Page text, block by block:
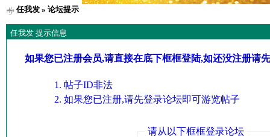
任我发» 论坛提示
任我发 提示信息
如果您已注册会员,请直接在底下框框登陆,如还没注册请
帖子ID非法
如果您已注册,请先登录论坛即可游览帖子
请从以下框框登录论坛